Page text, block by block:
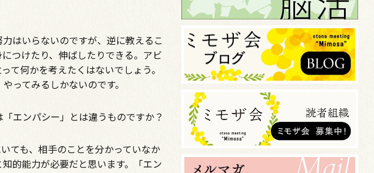
はいらないのですが、逆に教えるこ
つけたり、伸ばしたりできる。アビ
て何かを考えたくはないでしょう。
ってみるしかないのです。
「エンパシー」とは違うものですか？
ても、相手のことを分かっていなか
的能力が必要だと思います。「エン